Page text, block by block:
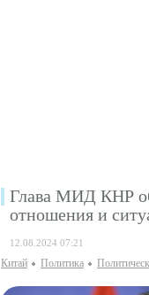
Глава МИД КНР
отношения и
12.08.2024 07:21
Китай Политика